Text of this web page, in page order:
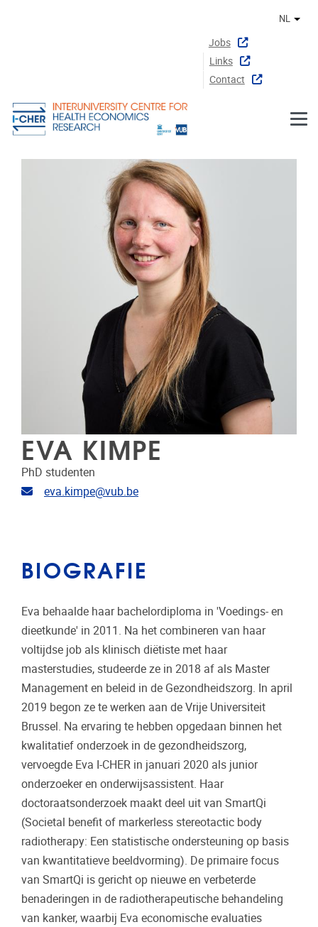
Jobs
Links
Contact
NL
EVA KIMPE
PhD studenten
E-mailadres
eva.kimpe@vub.be
BIOGRAFIE
Eva behaalde haar bachelordiploma in 'Voedings- en
dieetkunde' in 2011. Na het combineren van haar
voltijdse job als klinisch diëtiste met haar
masterstudies, studeerde ze in 2018 af als Master
Management en beleid in de Gezondheidszorg. In april
2019 begon ze te werken aan de Vrije Universiteit
Brussel. Na ervaring te hebben opgedaan binnen het
kwalitatief onderzoek in de gezondheidszorg,
vervoegde Eva I-CHER in januari 2020 als junior
onderzoeker en onderwijsassistent. Haar
doctoraatsonderzoek maakt deel uit van SmartQi
(Societal benefit of markerless stereotactic body
radiotherapy: Een statistische ondersteuning op basis
van kwantitatieve beeldvorming). De primaire focus
van SmartQi is gericht op nieuwe en verbeterde
benaderingen in de radiotherapeutische behandeling
van kanker, waarbij Eva economische evaluaties